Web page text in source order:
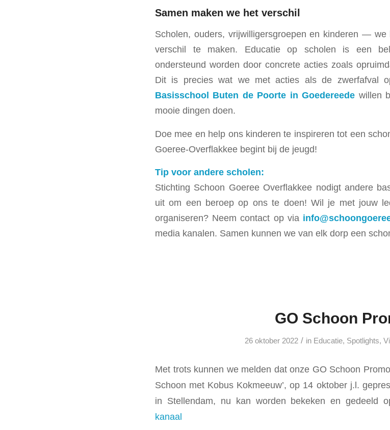
Samen maken we het verschil
Scholen, ouders, vrijwilligersgroepen en kinderen —
verschil te maken. Educatie op scholen is een
ondersteund worden door concrete acties zoals
Dit is precies wat we met acties als de zwerfafval
Basisschool Buten de Poorte in Goedereede willen
mooie dingen doen.
Doe mee en help ons kinderen te inspireren tot een
Goeree‑Overflakkee begint bij de jeugd!
Tip voor andere scholen:
Stichting Schoon Goeree Overflakkee nodigt andere
uit om een beroep op ons te doen! Wil je met jouw
organiseren? Neem contact op via
media kanalen. Samen kunnen we van elk dorp een
GO Schoon
26 oktober 2022 / in Educatie, Spotlights,
Met trots kunnen we melden dat onze GO Schoon
Schoon met Kobus Kokmeeuw’, op 14 oktober j.l.
in Stellendam, nu kan worden bekeken en
kanaal